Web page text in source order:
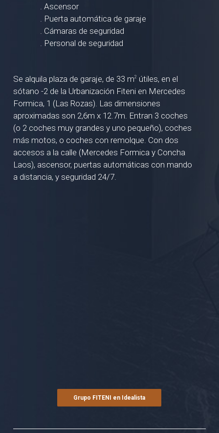
. Ascensor
. Puerta automática de garaje
. Cámaras de seguridad
. Personal de seguridad
Se alquila plaza de garaje, de 33 m2 útiles, en el
sótano -2 de la Urbanización Fiteni en Mercedes
Formica, 1 (Las Rozas). Las dimensiones
aproximadas son 2,6m x 12.7m. Entran 3 coches
(o 2 coches muy grandes y uno pequeño), coches
más motos, o coches con remolque. Con dos
accesos a la calle (Mercedes Formica y Concha
Laos), ascensor, puertas automáticas con mando
a distancia, y seguridad 24/7.
Grupo FITENI en Idealista